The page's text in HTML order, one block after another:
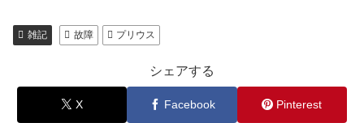
雑記 故障 プリウス
シェアする
X Facebook Pinterest